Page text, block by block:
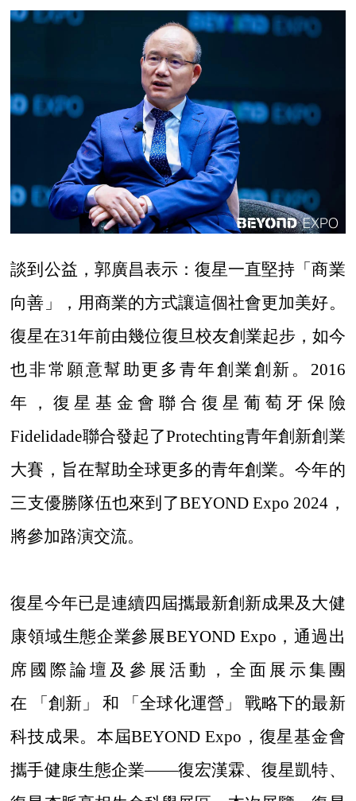
談到公益，郭廣昌表示：復星一直堅持「商業
向善」，用商業的方式讓這個社會更加美好。
復星在31年前由幾位復旦校友創業起步，如今
也非常願意幫助更多青年創業創新。2016
年，復星基金會聯合復星葡萄牙保險
Fidelidade聯合發起了Protechting青年創新創業
大賽，旨在幫助全球更多的青年創業。今年的
三支優勝隊伍也來到了BEYOND Expo 2024，
將參加路演交流。
復星今年已是連續四屆攜最新創新成果及大健
康領域生態企業參展BEYOND Expo，通過出
席國際論壇及參展活動，全面展示集團
在 「創新」 和 「全球化運營」 戰略下的最新
科技成果。本屆BEYOND Expo，復星基金會
攜手健康生態企業——復宏漢霖、復星凱特、